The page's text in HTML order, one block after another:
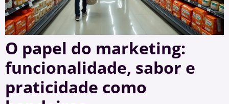
O papel do marketing:
funcionalidade, sabor e
praticidade como